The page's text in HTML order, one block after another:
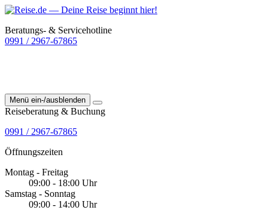
Beratungs- & Servicehotline
0991 / 2967-67865
Menü ein-/ausblenden
Reiseberatung & Buchung
0991 / 2967-67865
Öffnungszeiten
Montag - Freitag
09:00 - 18:00 Uhr
Samstag - Sonntag
09:00 - 14:00 Uhr